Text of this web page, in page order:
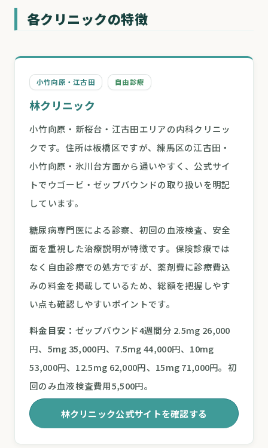
各クリニックの特徴
小竹向原・江古田 自由診療
林クリニック
小竹向原・新桜台・江古田エリアの内科クリニッ
クです。住所は板橋区ですが、練馬区の江古田・
小竹向原・氷川台方面から通いやすく、公式サイ
トでウゴービ・ゼップバウンドの取り扱いを明記
しています。
糖尿病専門医による診察、初回の血液検査、安全
面を重視した治療説明が特徴です。保険診療では
なく自由診療での処方ですが、薬剤費に診療費込
みの料金を掲載しているため、総額を把握しやす
い点も確認しやすいポイントです。
料金目安： ゼップバウンド4週間分 2.5mg 26,000
円、5mg 35,000円、7.5mg 44,000円、10mg
53,000円、12.5mg 62,000円、15mg 71,000円。初
回のみ血液検査費用5,500円。
林クリニック公式サイトを確認する